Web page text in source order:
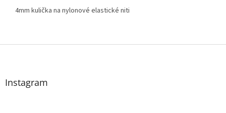
4mm kulička na nylonové elastické niti
Z
Instagram